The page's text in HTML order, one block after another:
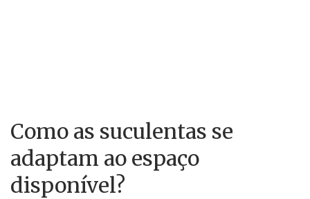
Como as suculentas se
adaptam ao espaço
disponível?